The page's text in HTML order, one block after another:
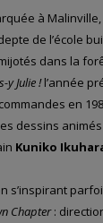
à
de l’école
dans la
y Julie !l’année
en
dessins
Kuniko
s’inspirant
Chapter: